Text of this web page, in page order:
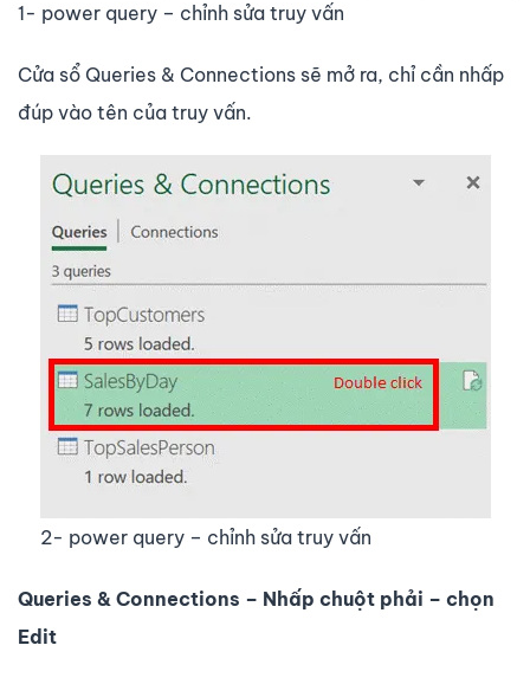
1- power query – chỉnh sửa truy vấn
Cửa sổ Queries & Connections sẽ mở ra, chỉ cần nhấp
đúp vào tên của truy vấn.
2- power query – chỉnh sửa truy vấn
Queries & Connections – Nhấp chuột phải – chọn
Edit